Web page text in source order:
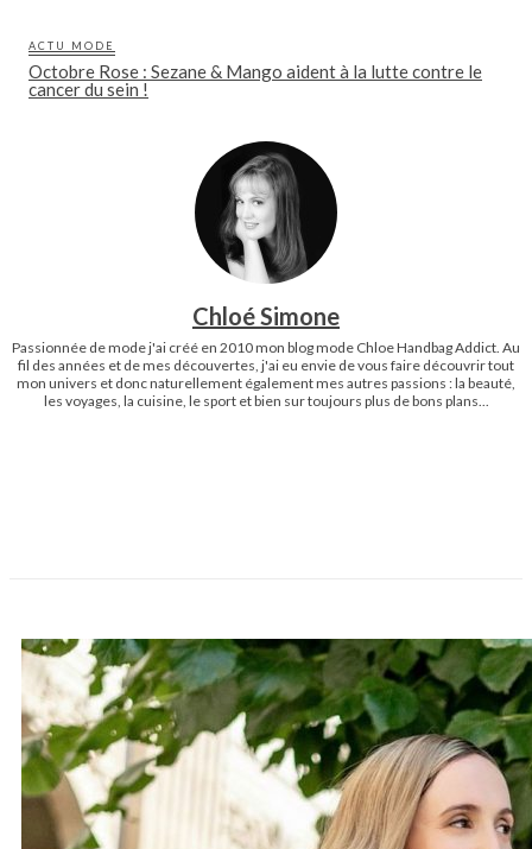
ACTU MODE
Octobre Rose : Sezane & Mango aident à la lutte contre le
cancer du sein !
Chloé Simone
Passionnée de mode j'ai créé en 2010 mon blog mode Chloe Handbag Addict. Au
fil des années et de mes découvertes, j'ai eu envie de vous faire découvrir tout
mon univers et donc naturellement également mes autres passions : la beauté,
les voyages, la cuisine, le sport et bien sur toujours plus de bons plans...